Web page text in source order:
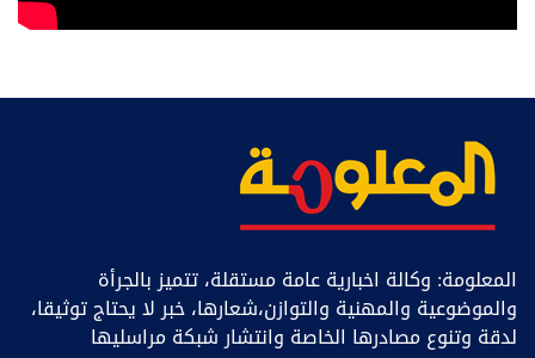
المعلومة: وكالة اخبارية عامة مستقلة، تتميز بالجرأة
والموضوعية والمهنية والتوازن،شعارها، خبر ﻻ يحتاج توثيقا،
لدقة وتنوع مصادرها الخاصة وانتشار شبكة مراسليها